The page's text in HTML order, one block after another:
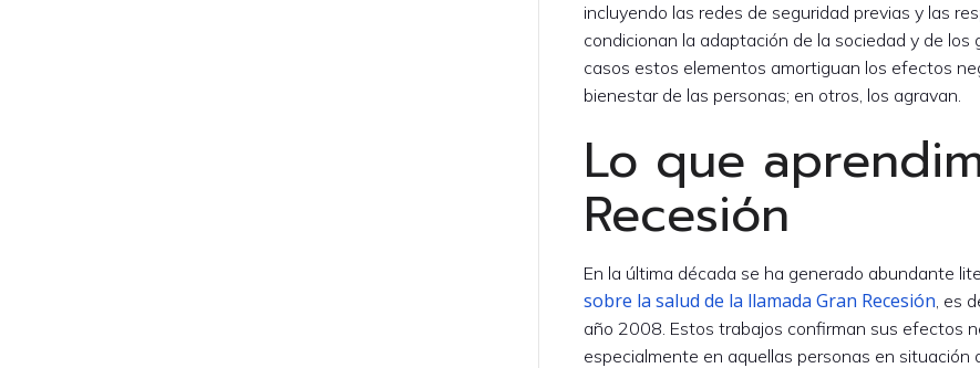
incluyendo las redes de seguridad previas y las
condicionan la adaptación de la sociedad y de los
casos estos elementos amortiguan los efectos
bienestar de las personas; en otros, los agravan.
Lo que
Recesión
En la última década se ha generado abundante
sobre la salud de la llamada Gran Recesión , es
año 2008. Estos trabajos confirman sus efectos
especialmente en aquellas personas en situación